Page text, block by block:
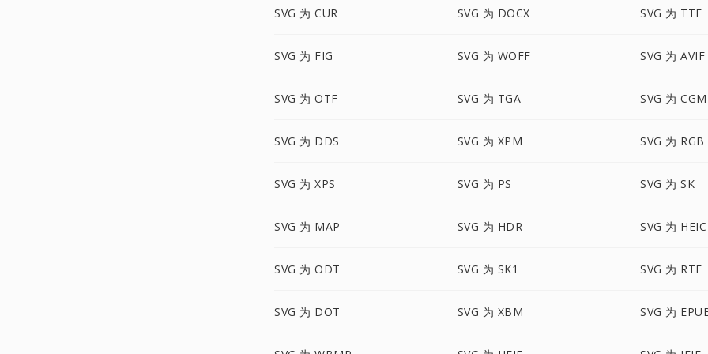
SVG 为 CUR SVG 为 DOCX SVG 为 TTF
SVG 为 FIG SVG 为 WOFF SVG 为 AVIF
SVG 为 OTF SVG 为 TGA SVG 为 CGM
SVG 为 DDS SVG 为 XPM SVG 为 RGB
SVG 为 XPS SVG 为 PS SVG 为 SK
SVG 为 MAP SVG 为 HDR SVG 为 HEIC
SVG 为 ODT SVG 为 SK1 SVG 为 RTF
SVG 为 DOT SVG 为 XBM SVG 为